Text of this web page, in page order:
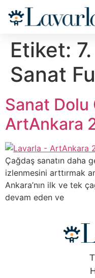
Etiket:
Sanat
Sanat Dolu
ArtAnkara
Çağdaş sanatın daha
izlenmesini arttırmak
Ankara’nın ilk ve tek
devam eden ve